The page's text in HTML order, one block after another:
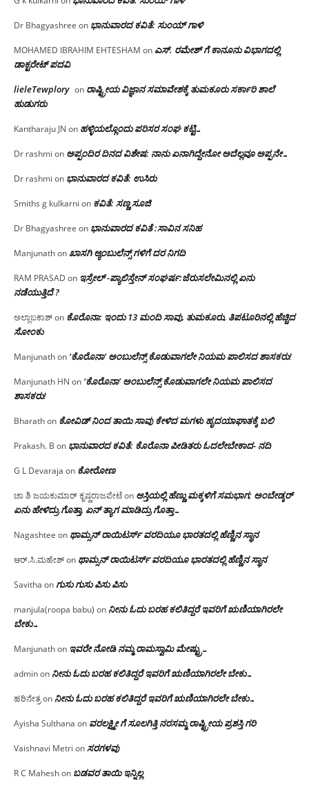
Dr Bhagyashree on ಭಾನುವಾರದ ಕವಿತೆ: ಸುಂಯ್ ಗಾಳಿ
MOHAMED IBRAHIM EHTESHAM on ಎಸ್. ರಮೇಶ್ ಗೆ ಕಾನೂನು ವಿಭಾಗದಲ್ಲಿ
ಡಾಕ್ಟರೇಟ್ ಪದವಿ
lieleTewplory on ರಾಷ್ಟ್ರೀಯ ವಿಜ್ಞಾನ ಸಮಾವೇಶಕ್ಕೆ‌ ತುಮಕೂರು ಸರ್ಕಾರಿ ಶಾಲೆ
ಹುಡುಗರು
Kantharaju JN on ಹಳ್ಳಿಯಲ್ಲೊಂದು ಪರಿಸರ ಸಂಘ ಕಟ್ಟಿ…
Dr rashmi on ಅಪ್ಪಂದಿರ ದಿನದ ವಿಶೇಷ: ನಾನು ಏನಾಗಿದ್ದೇನೋ‌ ಅದೆಲ್ಲವೂ ಅಪ್ಪನೇ…
Dr rashmi on ಭಾನುವಾರದ ಕವಿತೆ: ಉಸಿರು
Smiths g kulkarni on ಕವಿತೆ: ಸಣ್ಣ ಸೂಜಿ
Dr Bhagyashree on ಭಾನುವಾರದ ಕವಿತೆ :ಸಾವಿನ ಸನಿಹ
Manjunathonಖಾಸಗಿ ಆ್ಯಂಬುಲೆನ್ಸ್ ಗಳಿಗೆ ದರ ನಿಗದಿ
RAM PRASAD on ಇಸ್ರೇಲ್ -ಪ್ಯಾಲಿಸ್ತೇನ್ ಸಂಘರ್ಷ:ಜೆರುಸಲೇಮಿನಲ್ಲಿ ಏನು
ನಡೆಯುತ್ತಿದೆ ?
ಅಲ್ಲಾಬಕಾಶ್on ಕೊರೊನಾ: ಇಂದು 13 ಮಂದಿ ಸಾವು, ತುಮಕೂರು, ತಿಪಟೂರಿನಲ್ಲಿ ಹೆಚ್ಚಿದ
ಸೋಂಕು
Manjunathon ‘ಕೊರೊನಾ’ ಅಂಬುಲೆನ್ಸ್ ಕೊಡುವಾಗಲೇ ನಿಯಮ ಪಾಲಿಸದ ಶಾಸಕರು!
Manjunath HN on ‘ಕೊರೊನಾ’ ಅಂಬುಲೆನ್ಸ್ ಕೊಡುವಾಗಲೇ ನಿಯಮ ಪಾಲಿಸದ
ಶಾಸಕರು!
Bharathon ಕೋವಿಡ್ ನಿಂದ ತಾಯಿ ಸಾವು ಕೇಳಿದ ಮಗಳು ಹೃದಯಾಘಾತಕ್ಕೆ ಬಲಿ
Prakash. B on ಭಾನುವಾರದ ಕವಿತೆ: ಕೊರೊನಾ ಪೀಡಿತರು ಓದಲೇಬೇಕಾದ- ನದಿ
G L Devaraja on ಕೋರೋಣ
ಚಾ ಶಿ ಜಯಕುಮಾರ್ ಕೃಷ್ಣರಾಜಪೇಟೆon ಆಸ್ತಿಯಲ್ಲಿ ಹೆಣ್ಣು ಮಕ್ಕಳಿಗೆ ಸಮಭಾಗ; ಅಂಬೇಡ್ಕರ್
ಏನು ಹೇಳಿದ್ರು ಗೊತ್ತಾ, ಏನ್ ತ್ಯಾಗ ಮಾಡಿದ್ರು ಗೊತ್ತಾ…
Nagashtee on ಥಾಮ್ಸನ್ ರಾಯಿಟರ್ಸ್ ವರದಿಯೂ ಭಾರತದಲ್ಲಿ ಹೆಣ್ಣಿನ ಸ್ಥಾನ‌
ಆರ್.ಸಿ.ಮಹೇಶ್on ಥಾಮ್ಸನ್ ರಾಯಿಟರ್ಸ್ ವರದಿಯೂ ಭಾರತದಲ್ಲಿ ಹೆಣ್ಣಿನ ಸ್ಥಾನ‌
Savitha onಗುಸು ಗುಸು ಪಿಸು ಪಿಸು
manjula(roopa babu) on ನೀನು ಓದು ಬರಹ ಕಲಿತಿದ್ದರೆ ಇವರಿಗೆ ಋಣಿಯಾಗಿರಲೇ
ಬೇಕು…
Manjunathon ಇವರೇ‌ ನೋಡಿ‌ ನಮ್ಮ‌ ರಾಮಸ್ವಾಮಿ ಮೇಷ್ಟ್ರು…
adminon ನೀನು ಓದು ಬರಹ ಕಲಿತಿದ್ದರೆ ಇವರಿಗೆ ಋಣಿಯಾಗಿರಲೇ ಬೇಕು…
ಹರಿನೇತ್ರon ನೀನು ಓದು ಬರಹ ಕಲಿತಿದ್ದರೆ ಇವರಿಗೆ ಋಣಿಯಾಗಿರಲೇ ಬೇಕು…
Ayisha Sulthana on ವರಲಕ್ಷ್ಮೀ ಗೆ ಸೂಲಗಿತ್ತಿ ನರಸಮ್ಮ‌ ರಾಷ್ಟ್ರೀಯ ಪ್ರಶಸ್ತಿ ಗರಿ
Vaishnavi Metri onಸರಗಳವು
R C Maheshon ಬಡವರ ತಾಯಿ ಇನ್ನಿಲ್ಲ